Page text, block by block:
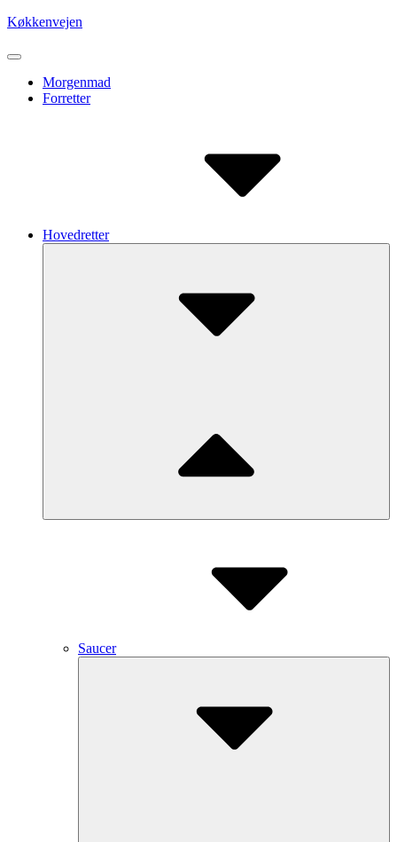
Skip
content
Køkkenvejen
Site
Navigation
Site
Navigation
Morgenmad
Forretter
Hovedretter
Saucer